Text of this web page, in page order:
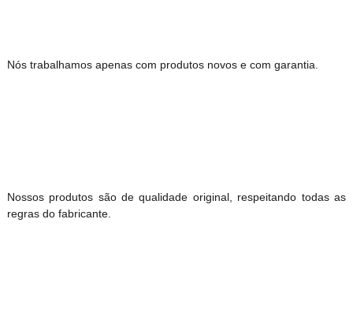
Nós trabalhamos apenas com produtos novos e com garantia.
Nossos produtos são de qualidade original, respeitando todas as
regras do fabricante.